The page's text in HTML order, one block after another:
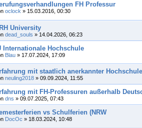
FH Professur
oclock » 15.03.2016, 00:30
University
dead_souls » 14.04.2026, 06:23
Internationale Hochschule
Blau » 17.07.2024, 17:09
mit staatlich anerkannter
neuling2018 » 09.09.2024, 11:55
mit FH-Professuren außerhalb
dns » 09.07.2025, 07:43
vs Schulferien (NRW
DocOc » 18.03.2024, 10:48